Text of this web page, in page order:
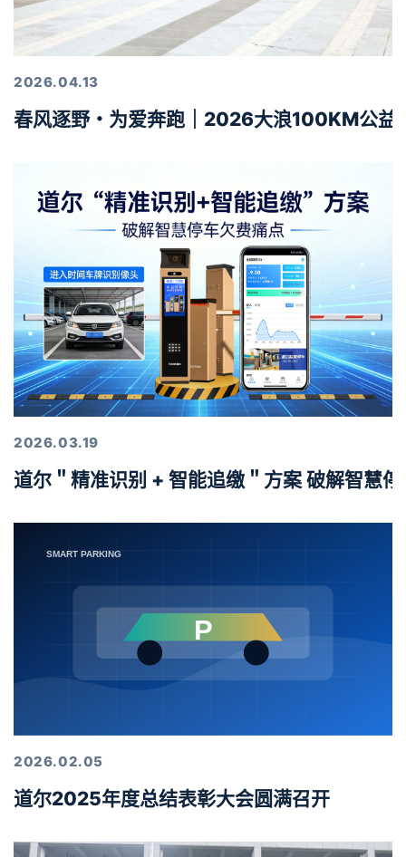
2026.04.13
春风逐野・为爱奔跑｜2026大浪100KM公益
2026.03.19
道尔＂精准识别 + 智能追缴＂方案 破解智慧
2026.02.05
道尔2025年度总结表彰大会圆满召开